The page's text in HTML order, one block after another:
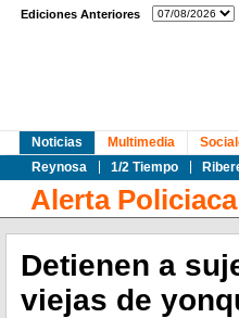
Ediciones Anteriores
Noticias
Reynosa
1/2 Tiempo
Multimedia
Alerta Policiaca
Detienen a
viejas de